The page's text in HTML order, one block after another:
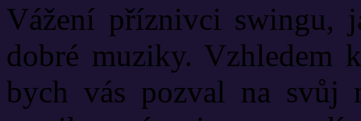
Vážení příznivci swingu,
dobré muziky. Vzhledem
bych vás pozval na svůj